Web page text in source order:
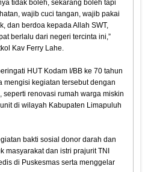
tidak boleh, sekarang boleh tapi
wajib cuci tangan, wajib pakai
dan berdoa kepada Allah SWT,
berlalu dari negeri tercinta ini,”
Kav Ferry Lahe.
HUT Kodam I/BB ke 70 tahun
mengisi kegiatan tersebut dengan
renovasi rumah warga miskin
di wilayah Kabupaten Limapuluh
bakti sosial donor darah dan
masyarakat dan istri prajurit TNI
di Puskesmas serta menggelar